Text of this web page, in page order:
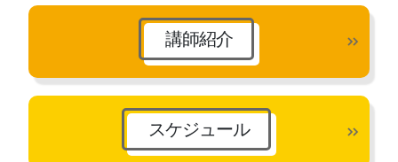
講師紹介
スケジュール